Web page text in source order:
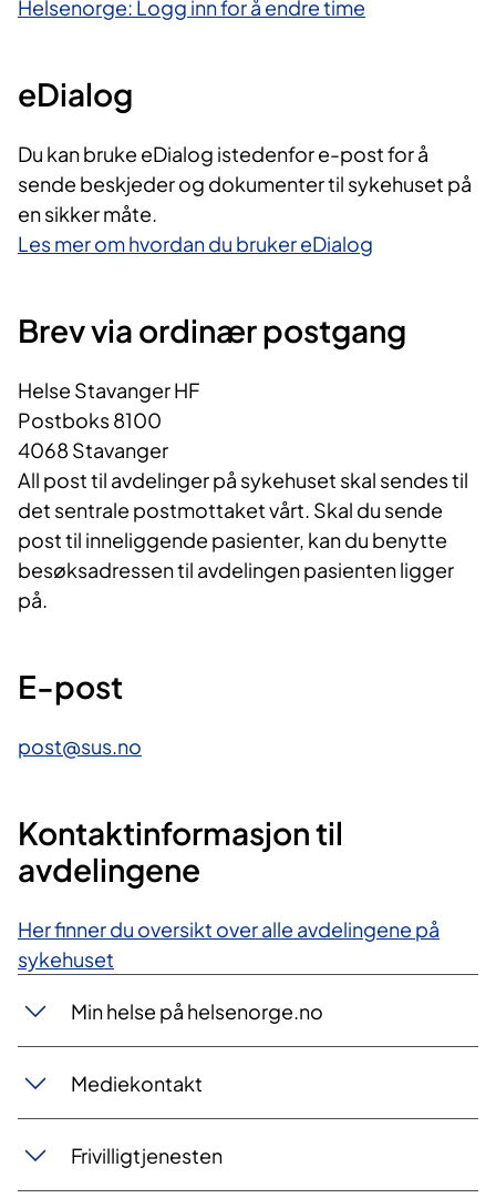
Helsenorge: Logg inn for å endre time
eDialog
Du kan bruke eDialog istedenfor e-post for å
sende beskjeder og dokumenter til sykehuset på
en sikker måte.
Les mer om hvordan du bruker eDialog
Brev via ordinær postgang
Helse Stavanger HF
Postboks 8100
4068 Stavanger
All post til avdelinger på sykehuset skal sendes til
det sentrale postmottaket vårt. Skal du sende
post til inneliggende pasienter, kan du benytte
besøksadressen til avdelingen pasienten ligger
på.
E-post
post@sus.no​
Kontaktinformasjon til
avdelingene
Her finner du oversikt over alle avdelingene på
sykehuset
​Min helse på helsenorge.no
Mediekontakt
Frivilligtjenesten